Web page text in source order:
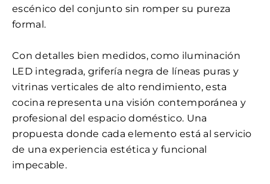
escénico del conjunto sin romper su pureza
formal.
Con detalles bien medidos, como iluminación
LED integrada, grifería negra de líneas puras y
vitrinas verticales de alto rendimiento, esta
cocina representa una visión contemporánea y
profesional del espacio doméstico. Una
propuesta donde cada elemento está al servicio
de una experiencia estética y funcional
impecable.